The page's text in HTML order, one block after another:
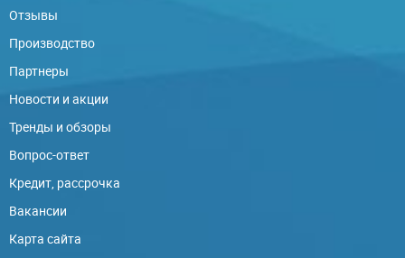
Отзывы
Производство
Партнеры
Новости и акции
Тренды и обзоры
Вопрос-ответ
Кредит, рассрочка
Вакансии
Карта сайта